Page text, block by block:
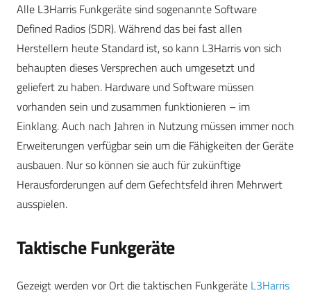
Alle L3Harris Funkgeräte sind sogenannte Software
Defined Radios (SDR). Während das bei fast allen
Herstellern heute Standard ist, so kann L3Harris von sich
behaupten dieses Versprechen auch umgesetzt und
geliefert zu haben. Hardware und Software müssen
vorhanden sein und zusammen funktionieren – im
Einklang. Auch nach Jahren in Nutzung müssen immer noch
Erweiterungen verfügbar sein um die Fähigkeiten der Geräte
ausbauen. Nur so können sie auch für zukünftige
Herausforderungen auf dem Gefechtsfeld ihren Mehrwert
ausspielen.
Taktische Funkgeräte
Gezeigt werden vor Ort die taktischen Funkgeräte L3Harris